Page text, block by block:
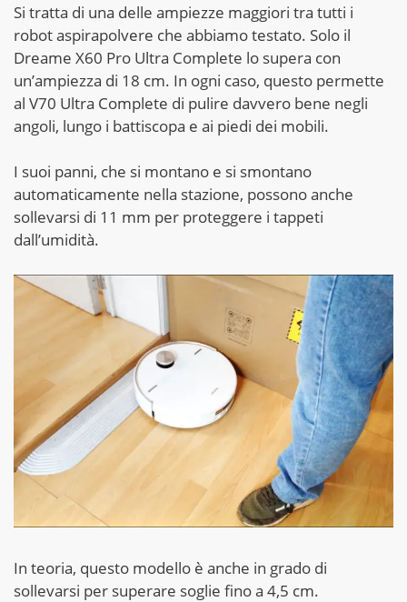
Si tratta di una delle ampiezze maggiori tra tutti i
robot aspirapolvere che abbiamo testato. Solo il
Dreame X60 Pro Ultra Complete lo supera con
un’ampiezza di 18 cm. In ogni caso, questo permette
al V70 Ultra Complete di pulire davvero bene negli
angoli, lungo i battiscopa e ai piedi dei mobili.
I suoi panni, che si montano e si smontano
automaticamente nella stazione, possono anche
sollevarsi di 11 mm per proteggere i tappeti
dall’umidità.
In teoria, questo modello è anche in grado di
sollevarsi per superare soglie fino a 4,5 cm.